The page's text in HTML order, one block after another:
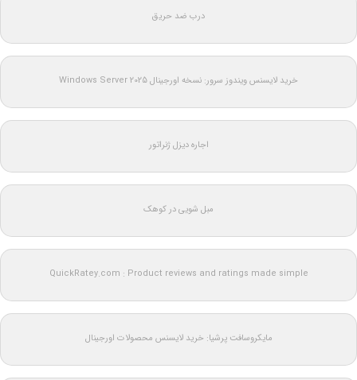
درب ضد حریق
خرید لایسنس ویندوز سرور: نسخه اورجینال Windows Server 2025
اجاره دیزل ژنراتور
مبل شویی در کوهک
QuickRatey.com : Product reviews and ratings made simple
مایکروسافت پرشیا: خرید لایسنس محصولات اورجینال